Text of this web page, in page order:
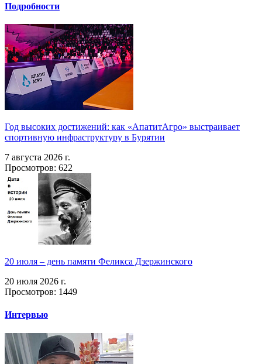
Подробности
Год высоких достижений: как «АпатитАгро» выстраивает
спортивную инфраструктуру в Бурятии
7 августа 2026 г.
Просмотров: 622
20 июля – день памяти Феликса Дзержинского
20 июля 2026 г.
Просмотров: 1449
Интервью